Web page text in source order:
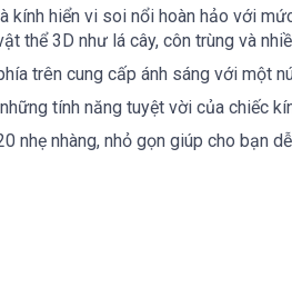
kính hiển vi soi nổi hoàn hảo với
thể 3D như lá cây, côn trùng và
trên cung cấp ánh sáng với một
tính năng tuyệt vời của chiếc
nhẹ nhàng, nhỏ gọn giúp cho bạn